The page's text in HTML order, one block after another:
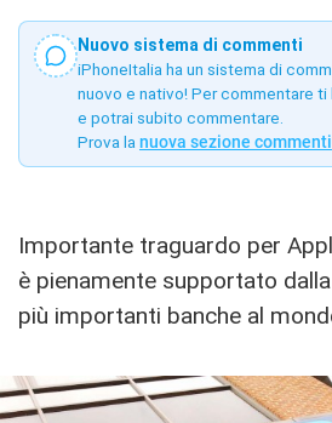
Nuovo sistema di commenti
iPhoneItalia ha un sistema di
nuovo e nativo! Per commentare
e potrai subito commentare.
Prova la nuova sezione commenti
Importante traguardo per
è pienamente supportato
più importanti banche al